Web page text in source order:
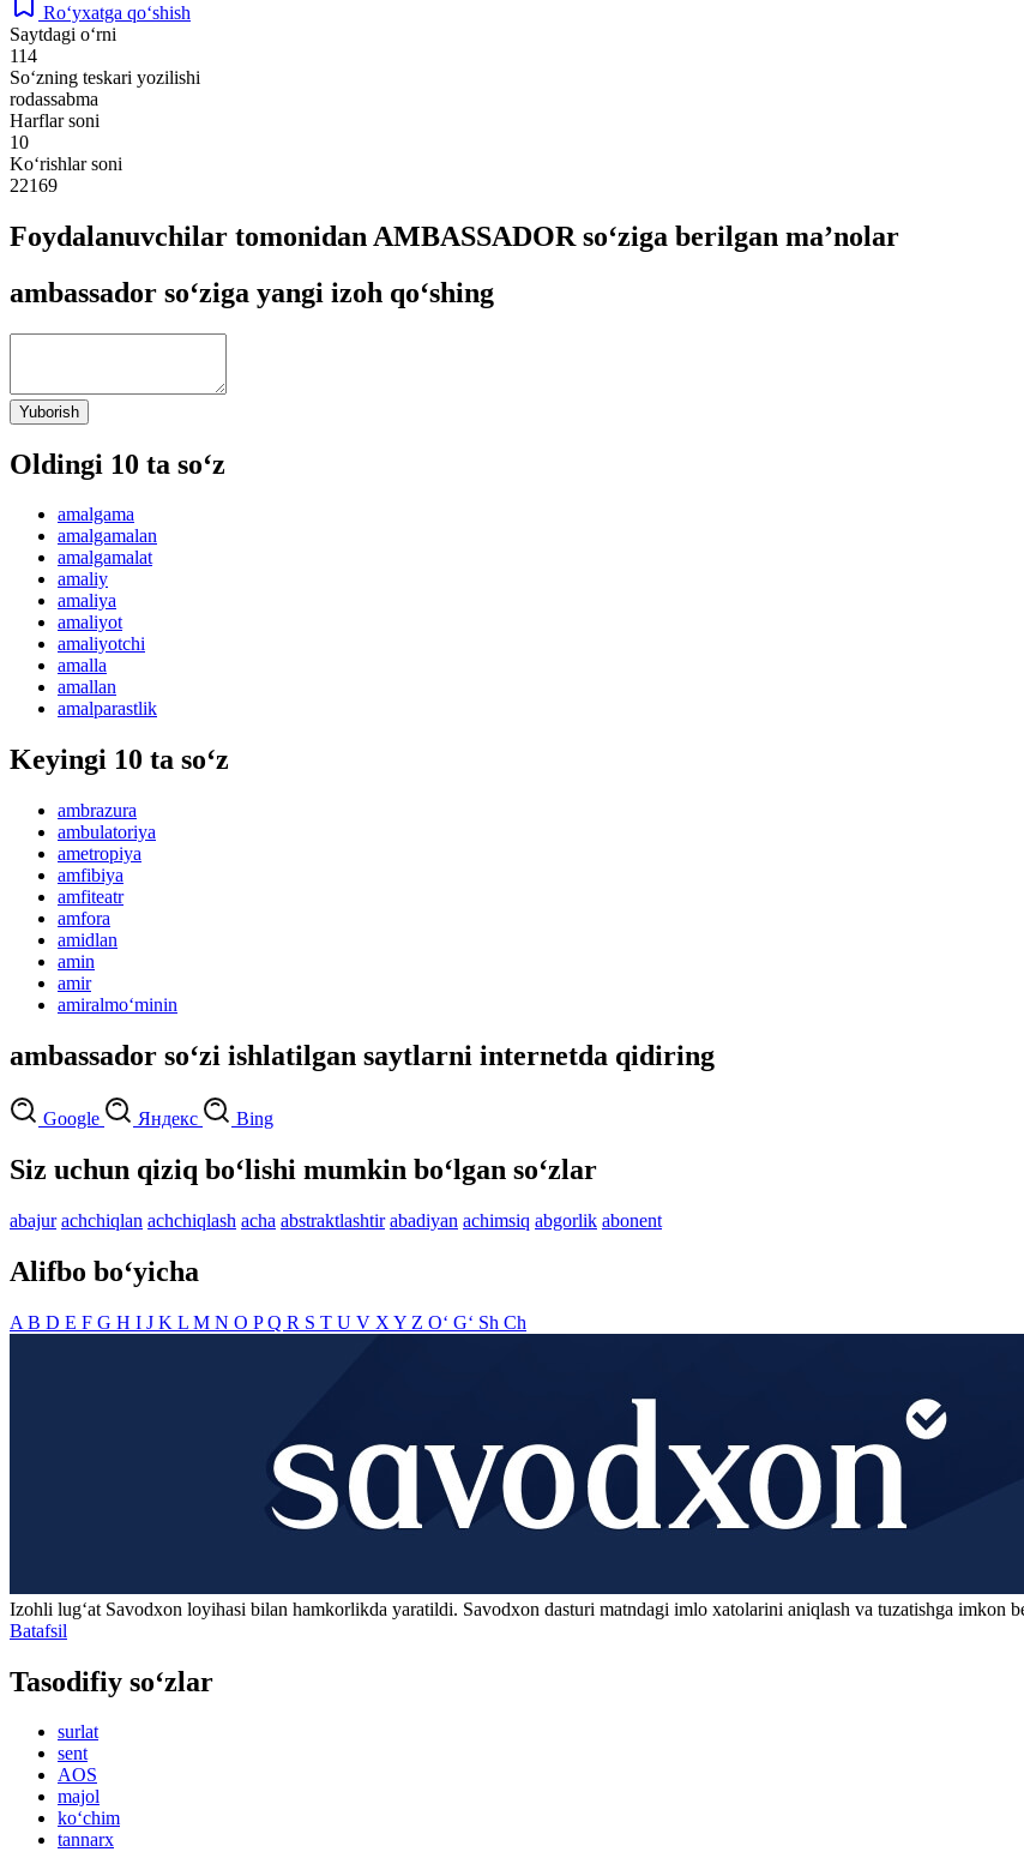
Ro‘yxatga qo‘shish
Saytdagi o‘rni
114
So‘zning teskari yozilishi
rodassabma
Harflar soni
10
Ko‘rishlar soni
22169
Foydalanuvchilar tomonidan AMBASSADOR so‘ziga berilgan ma’nolar
ambassador so‘ziga yangi izoh qo‘shing
Yuborish
Oldingi 10 ta so‘z
amalgama
amalgamalan
amalgamalat
amaliy
amaliya
amaliyot
amaliyotchi
amalla
amallan
amalparastlik
Keyingi 10 ta so‘z
ambrazura
ambulatoriya
ametropiya
amfibiya
amfiteatr
amfora
amidlan
amin
amir
amiralmo‘minin
ambassador so‘zi ishlatilgan saytlarni internetda qidiring
Google Яндекс Bing
Siz uchun qiziq bo‘lishi mumkin bo‘lgan so‘zlar
abajur achchiqlan achchiqlash acha abstraktlashtir abadiyan achimsiq abgorlik abonent
Alifbo bo‘yicha
A B D E F G H I J K L M N O PQ R S T U V X Y Z O‘ G‘ Sh Ch
Izohli lugʻat Savodxon loyihasi bilan hamkorlikda yaratildi. Savodxon dasturi matndagi imlo xatolarini aniqlash va tuzatishga imkon
Batafsil
Tasodifiy so‘zlar
surlat
sent
AOS
majol
ko‘chim
tannarx